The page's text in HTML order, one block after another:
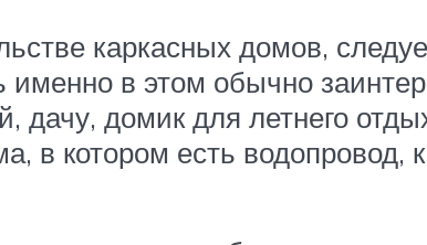
каркасных домов,
в этом обычно
дачу, домик для летнего
в котором есть